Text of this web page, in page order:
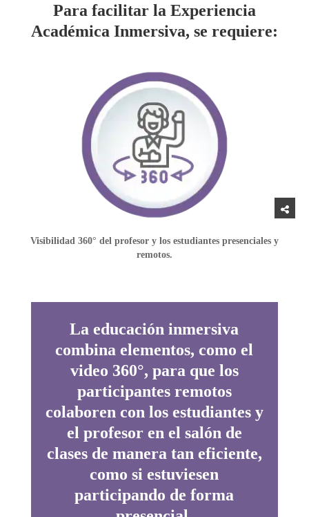
La educación inmersiva
combina elementos, como el
video 360°, para que los
participantes remotos
colaboren con los estudiantes y
el profesor en el salón de
clases de manera tan eficiente,
como si estuviesen
participando de forma
Para facilitar la Experiencia
Académica Inmersiva, se requiere:
Visibilidad 360° del profesor y los estudiantes presenciales y
remotos.